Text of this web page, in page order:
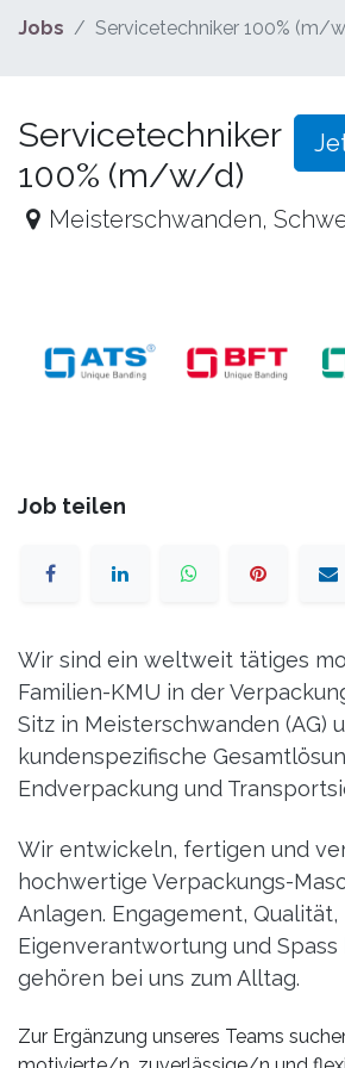
Jobs Servicetechniker 100% (m/
Servicetechniker
100% (m/w/d)
Meisterschwanden,
Job teilen
Wir sind ein weltweit tätiges
Familien-KMU in der
Sitz in Meisterschwanden (AG)
kundenspezifische
Endverpackung und
Wir entwickeln, fertigen und
hochwertige Verpackungs-
Anlagen. Engagement, Qualität,
Eigenverantwortung und
gehören bei uns zum Alltag.
Zur Ergänzung unseres Teams